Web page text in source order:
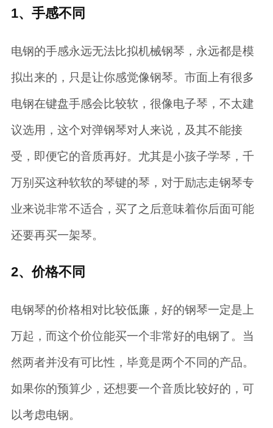
1、手感不同
电钢的手感永远无法比拟机械钢琴，永远都是模
拟出来的，只是让你感觉像钢琴。市面上有很多
电钢在键盘手感会比较软，很像电子琴，不太建
议选用，这个对弹钢琴对人来说，及其不能接
受，即便它的音质再好。尤其是小孩子学琴，千
万别买这种软软的琴键的琴，对于励志走钢琴专
业来说非常不适合，买了之后意味着你后面可能
还要再买一架琴。
2、价格不同
电钢琴的价格相对比较低廉，好的钢琴一定是上
万起，而这个价位能买一个非常好的电钢了。当
然两者并没有可比性，毕竟是两个不同的产品。
如果你的预算少，还想要一个音质比较好的，可
以考虑电钢。